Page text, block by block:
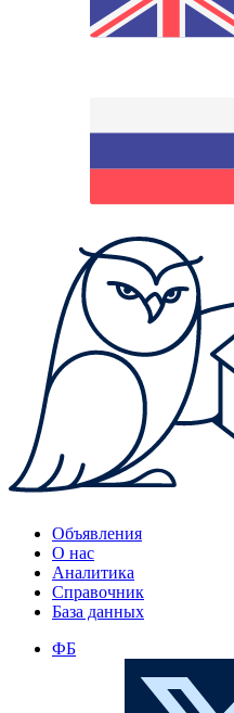
Объявления
О нас
Аналитика
Справочник
База данных
ФБ